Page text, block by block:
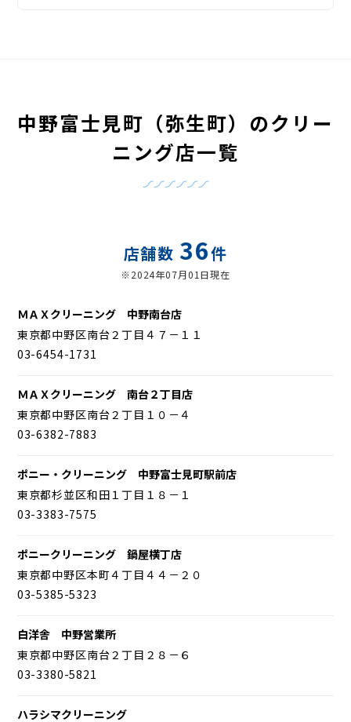
中野富士見町（弥生町）のクリー
ニング店一覧
店舗数 36件
※2024年07月01日現在
ＭＡＸクリーニング 中野南台店
東京都中野区南台２丁目４７－１１
03-6454-1731
ＭＡＸクリーニング 南台２丁目店
東京都中野区南台２丁目１０－４
03-6382-7883
ポニー・クリーニング 中野富士見町駅前店
東京都杉並区和田１丁目１８－１
03-3383-7575
ポニークリーニング 鍋屋横丁店
東京都中野区本町４丁目４４－２０
03-5385-5323
白洋舎 中野営業所
東京都中野区南台２丁目２８－６
03-3380-5821
ハラシマクリーニング